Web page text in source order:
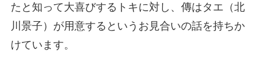
たと知って大喜びするトキに対し、傳はタエ（北
川景子）が用意するというお見合いの話を持ちか
けています。